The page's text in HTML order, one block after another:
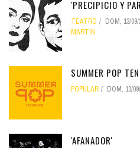
'PRECIPICIO Y
TEATRO DOM, 13/09/
MARTÍN
SUMMER POP
POPULAR DOM, 13/
'AFANADOR'